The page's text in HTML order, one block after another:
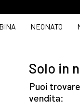
NEONATO
Solo in
Puoi
vendita: